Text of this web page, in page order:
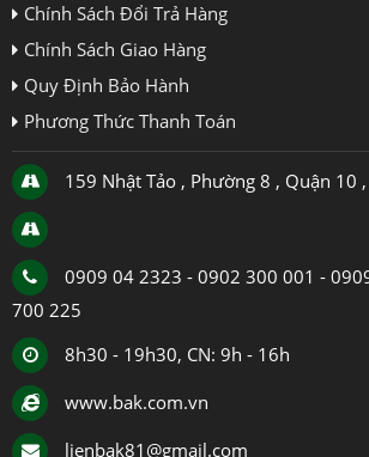
Chính Sách Đổi Trả Hàng
Chính Sách Giao Hàng
Quy Định Bảo Hành
Phương Thức Thanh Toán
159 Nhật Tảo , Phường 8 , Quận 10 ,
0909 04 2323 - 0902 300 001 -
700 225
8h30 - 19h30, CN: 9h - 16h
www.bak.com.vn
lienbak81@gmail.com